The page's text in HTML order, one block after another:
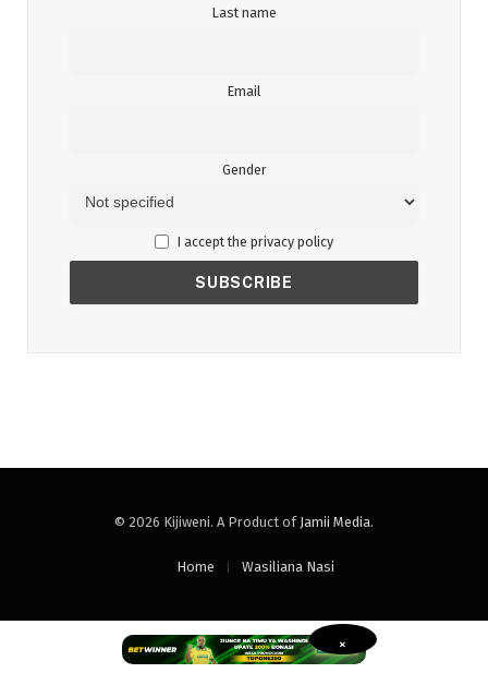
Last name
Email
Gender
I accept the privacy policy
© 2026 Kijiweni. A Product of Jamii Media.
Home Wasiliana Nasi
×